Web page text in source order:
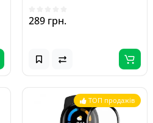
289 грн.
ТОП продажів